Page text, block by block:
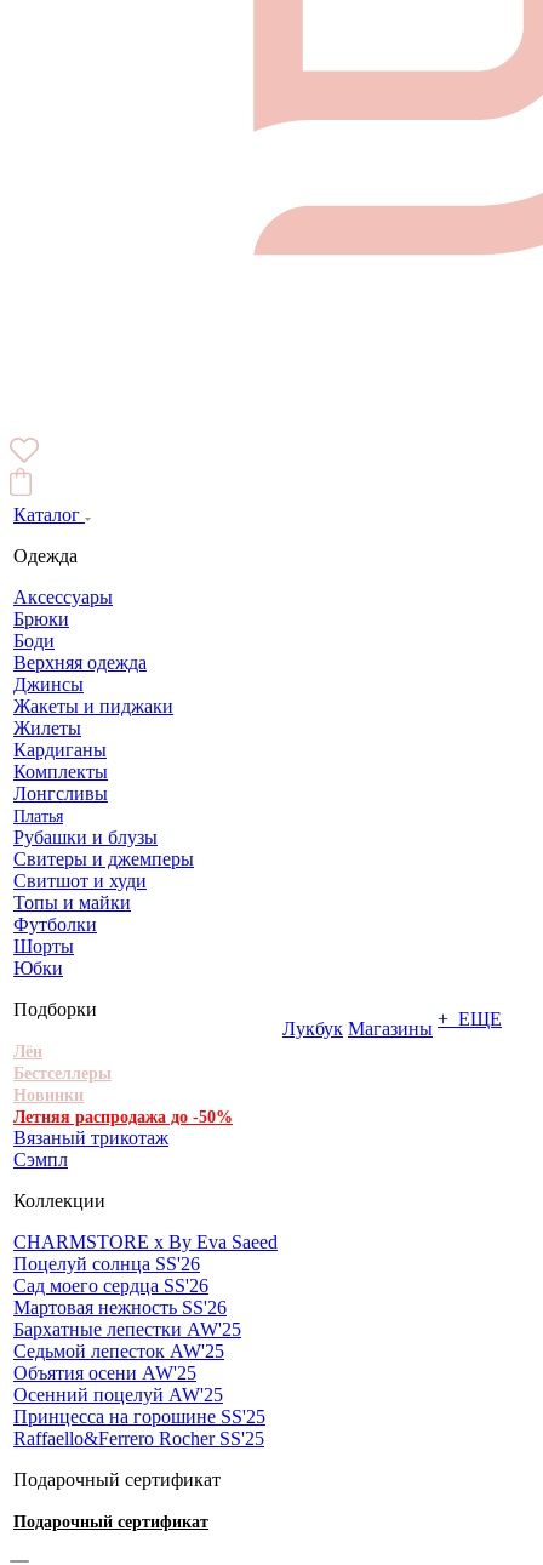
Каталог
Одежда
Аксессуары
Брюки
Боди
Верхняя одежда
Джинсы
Жакеты и пиджаки
Жилеты
Кардиганы
Комплекты
Лонгсливы
Платья
Рубашки и блузы
Свитеры и джемперы
Свитшот и худи
Топы и майки
Футболки
Шорты
Юбки
Подборки
Лён
Бестселлеры
Новинки
Летняя распродажа до -50%
Вязаный трикотаж
Сэмпл
Коллекции
CHARMSTORE х By Eva Saeed
Поцелуй солнца SS'26
Сад моего сердца SS'26
Мартовая нежность SS'26
Бархатные лепестки AW'25
Седьмой лепесток AW'25
Объятия осени AW'25
Осенний поцелуй AW'25
Принцесса на горошине SS'25
Raffaello&Ferrero Rocher SS'25
Подарочный сертификат
Подарочный сертификат
Лукбук Магазины + ЕЩЕ